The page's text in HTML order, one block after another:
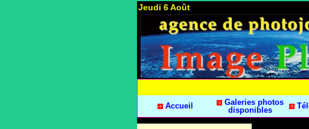
Jeudi 6 Août
Accueil
Galeries photos
disponibles